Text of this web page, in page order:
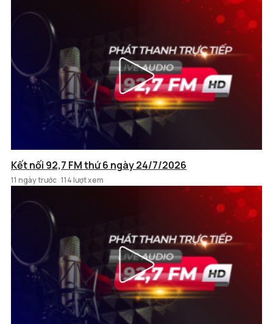
Kết nối 92,7 FM thứ 6 ngày 24/7/2026
11 ngày trước 114 lượt xem